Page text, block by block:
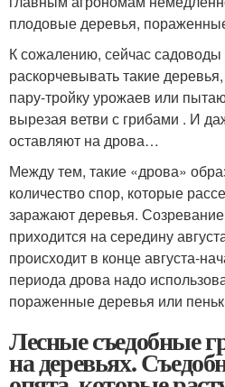
плодовые деревья,
К сожалению, сейчас
раскорчевывать такие
пару-тройку урожаев или
вырезая ветви с грибами . И
оставляют на дрова…
Между тем, такие «дрова»
количество спор, которые
заражают деревья.
приходится на середину
происходит в конце августа-
периода дрова надо
пораженные деревья или
Лесные съедобные
на деревьях.